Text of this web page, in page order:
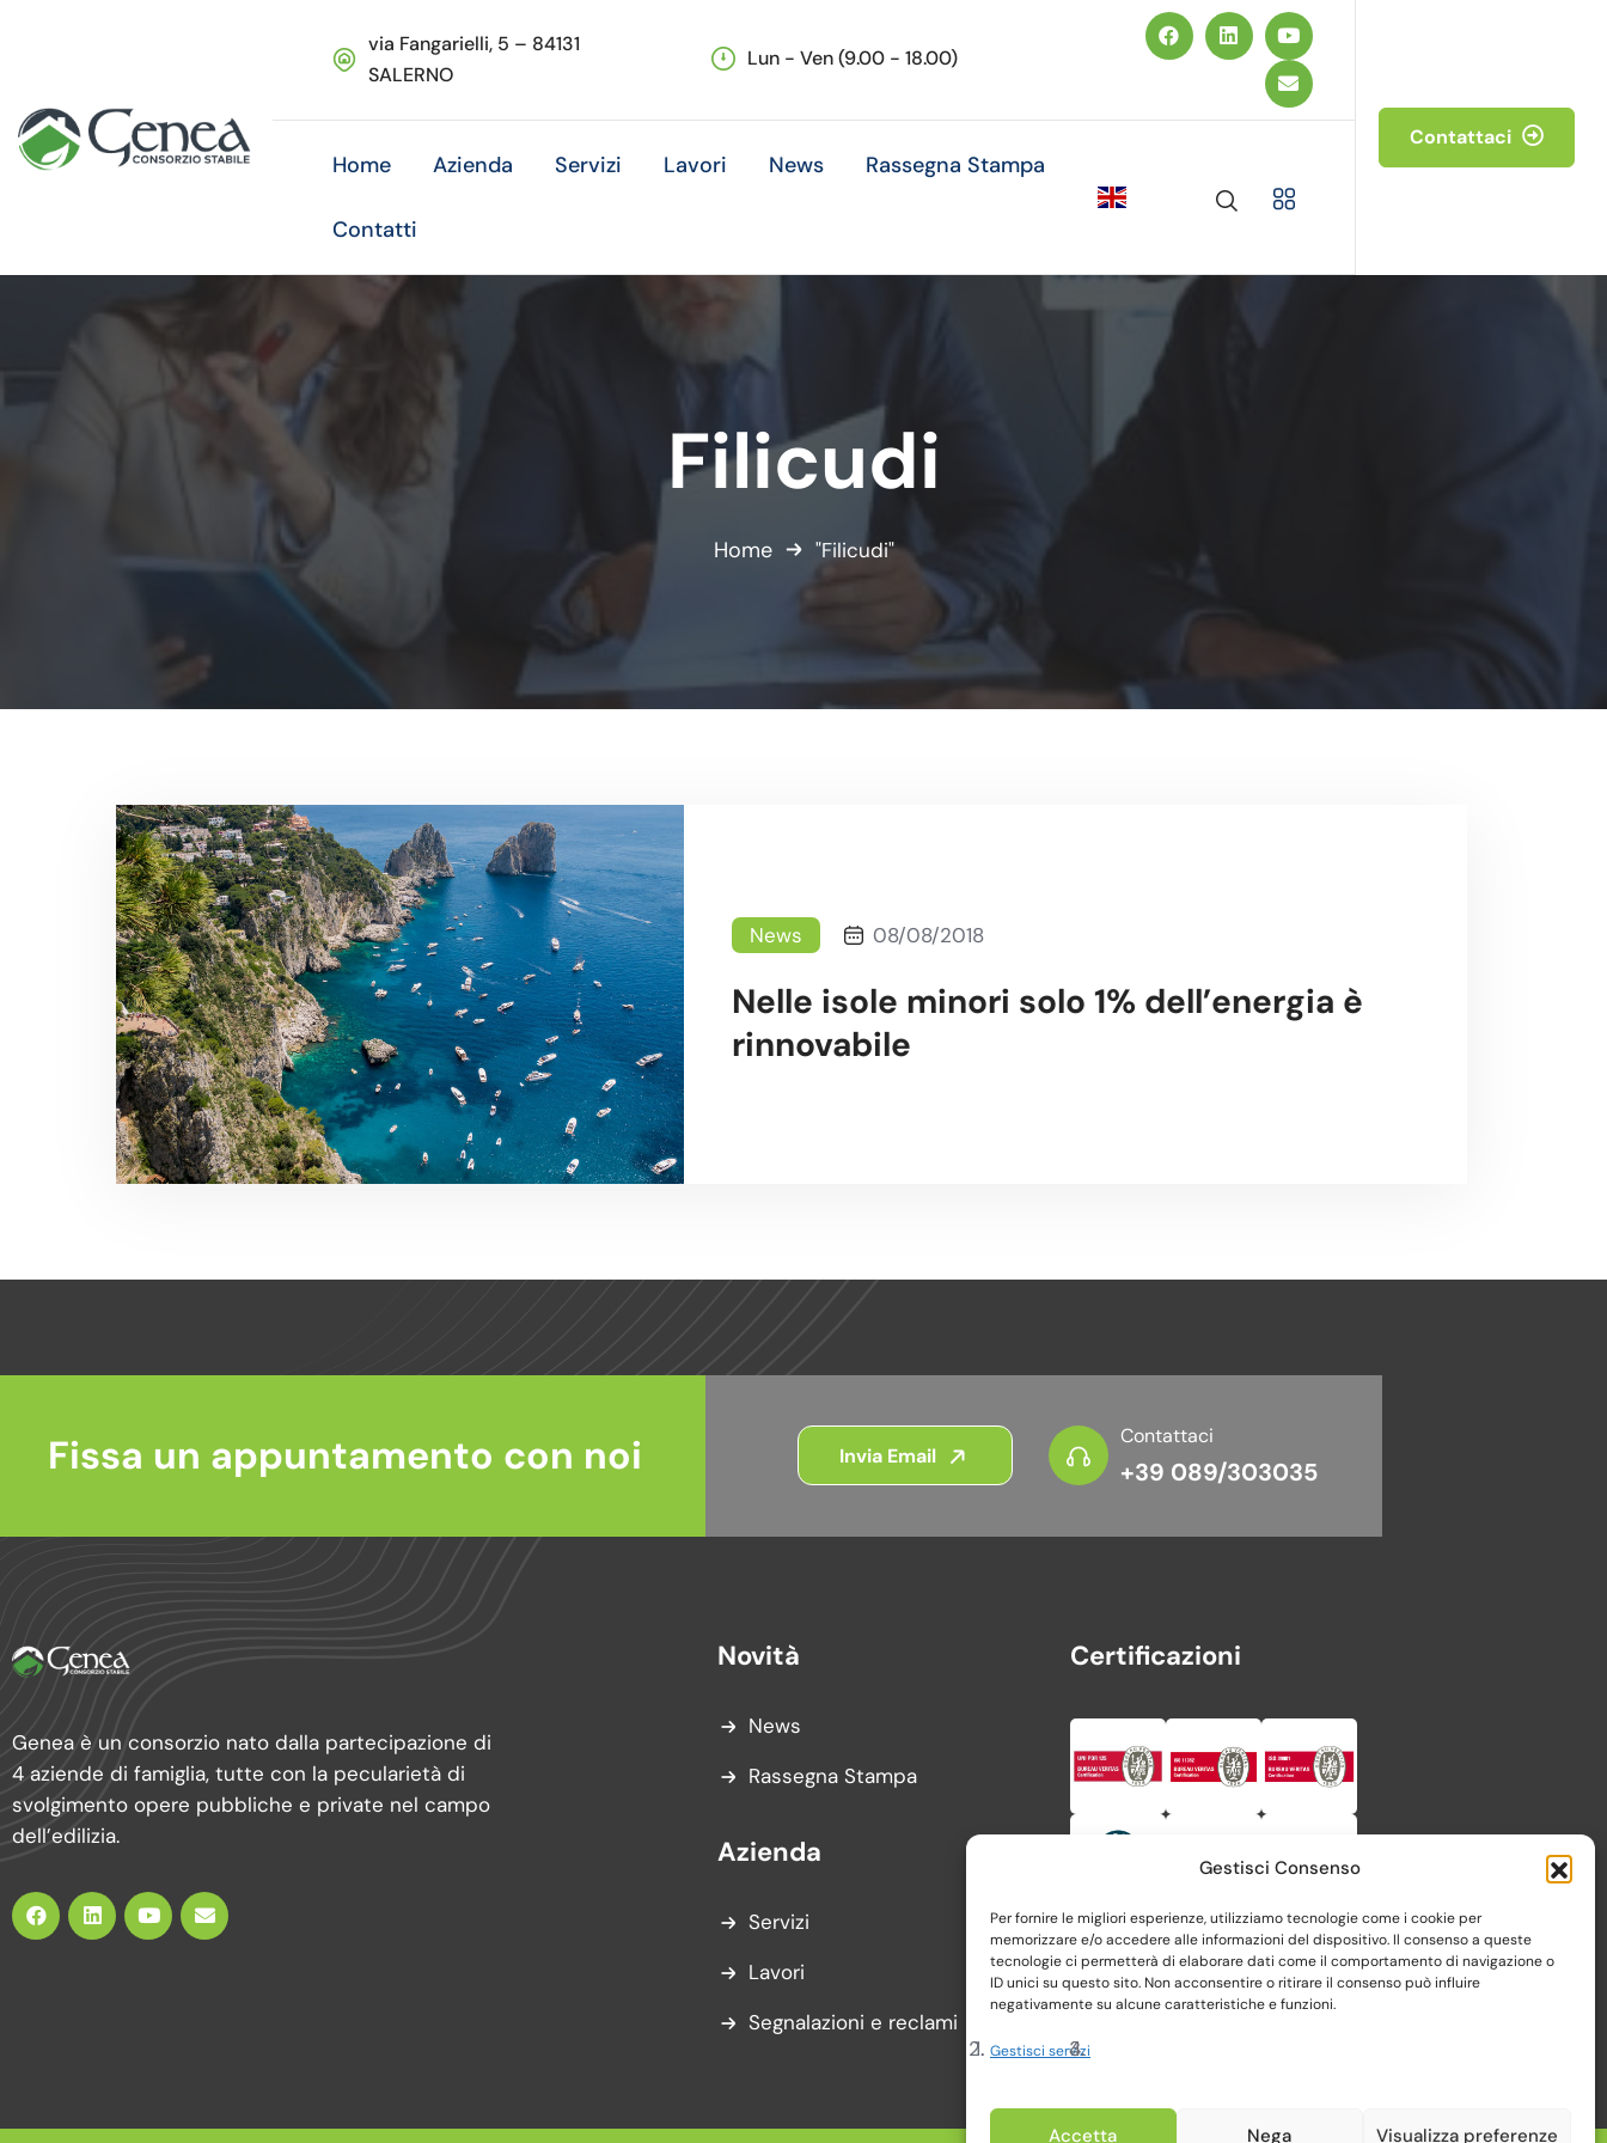
Gestisci Consenso
Per fornire le migliori esperienze, utilizziamo tecnologie come i cookie per
memorizzare e/o accedere alle informazioni del dispositivo. Il consenso a queste
tecnologie ci permetterà di elaborare dati come il comportamento di navigazione o
ID unici su questo sito. Non acconsentire o ritirare il consenso può influire
negativamente su alcune caratteristiche e funzioni.
Gestisci servizi
Accetta Nega Visualizza preferenze
via Fangarielli, 5 – 84131
SALERNO
Lun - Ven (9.00 - 18.00)
Home Azienda Servizi Lavori News Rassegna Stampa
Contatti
Contattaci
Filicudi
Home "Filicudi"
News 08/08/2018
Nelle isole minori solo 1% dell’energia è
rinnovabile
Fissa un appuntamento con noi Invia Email
Contattaci
+39 089/303035
Genea è un consorzio nato dalla partecipazione di
4 aziende di famiglia, tutte con la pecularietà di
svolgimento opere pubbliche e private nel campo
dell’edilizia.
Novità
News
Rassegna Stampa
Azienda
Servizi
Lavori
Segnalazioni e reclami
Certificazioni